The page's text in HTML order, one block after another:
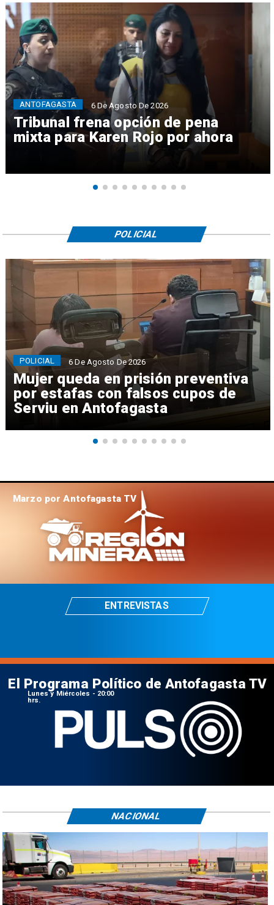
Tribunal frena opción de pena
mixta para Karen Rojo por ahora
ANTOFAGASTA 6 De Agosto De 2026
Mujer queda en prisión preventiva
por estafas con falsos cupos de
Serviu en Antofagasta
POLICIAL 6 De Agosto De 2026
POLICIAL
Marzo por Antofagasta TV
ENTREVISTAS
El Programa Político de Antofagasta TV
Lunes y Miércoles - 20:00
hrs.
NACIONAL